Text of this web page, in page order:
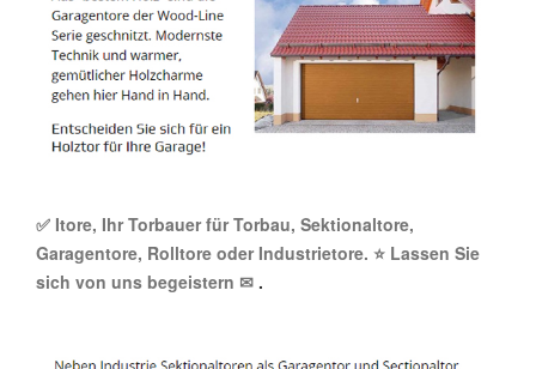
✅ Itore, Ihr Torbauer für Torbau, Sektionaltore,
Garagentore, Rolltore oder Industrietore. ⭐ Lassen Sie
sich von uns begeistern ✉ .